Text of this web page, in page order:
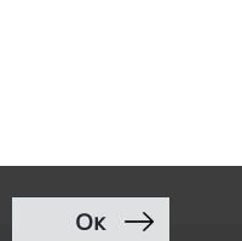
Ок